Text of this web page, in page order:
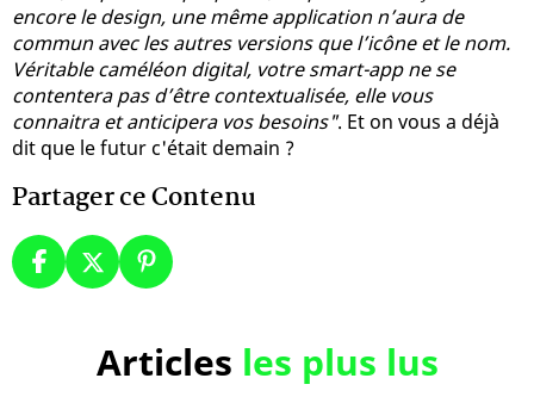
encore le design, une même application n’aura de
commun avec les autres versions que l’icône et le nom.
Véritable caméléon digital, votre smart-app ne se
contentera pas d’être contextualisée, elle vous
connaitra et anticipera vos besoins". Et on vous a déjà
dit que le futur c'était demain ?
Partager ce Contenu
Articles les plus lus